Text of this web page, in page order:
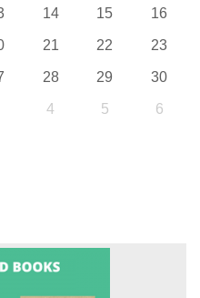
14 15 16
21 22 23
28 29 30
4 5 6